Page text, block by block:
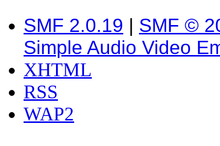
SMF 2.0.19 | SMF ©
Simple Audio Video
XHTML
RSS
WAP2